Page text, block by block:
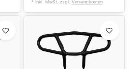
* Inkl. MwSt. zzgl. Versandkosten